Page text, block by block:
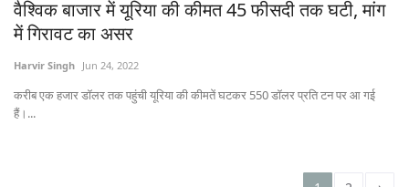
वैश्विक बाजार में यूरिया की कीमत 45 फीसदी तक घटी, मांग
में गिरावट का असर
Harvir Singh Jun 24, 2022
करीब एक हजार डॉलर तक पहुंची यूरिया की कीमतें घटकर 550 डॉलर प्रति टन पर आ गई
हैं।...